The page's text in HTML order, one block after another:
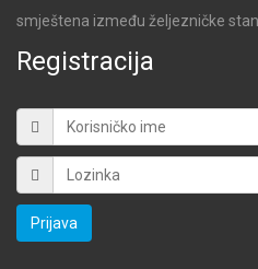
smještena između željezničke
Registracija
Prijava